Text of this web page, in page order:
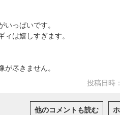
っぱいです。
は嬉しすぎます。
尽きません。
投稿日時
他のコメントも読む